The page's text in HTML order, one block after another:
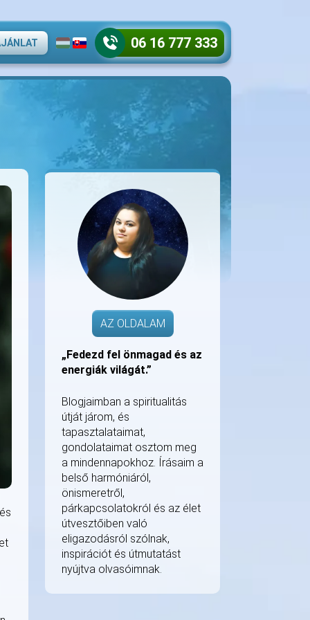
06 16 777 333
AZ OLDALAM
„Fedezd fel önmagad és az
energiák világát.”
Blogjaimban a spiritualitás
útját járom, és
tapasztalataimat,
gondolataimat osztom meg
a mindennapokhoz. Írásaim a
belső harmóniáról,
önismeretről,
párkapcsolatokról és az élet
útvesztőiben való
eligazodásról szólnak,
inspirációt és útmutatást
nyújtva olvasóimnak.